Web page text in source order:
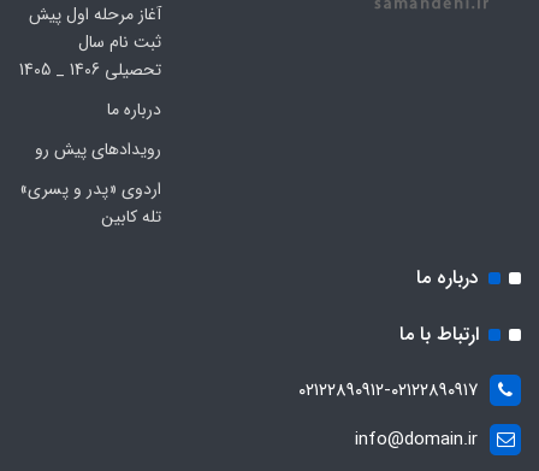
آغاز مرحله اول پیش
ثبت نام سال
تحصیلی 1406 _ 1405
درباره ما
رویدادهای پیش رو
اردوی «پدر و پسری»
تله کابین
درباره ما
ارتباط با ما
۰۲۱۲۲۸۹۰۹۱۲-۰۲۱۲۲۸۹۰۹۱۷
info@domain.ir